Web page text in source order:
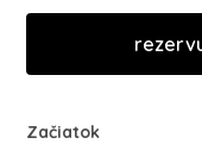
Začiatok